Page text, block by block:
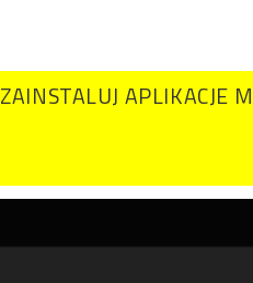
ZAINSTALUJ